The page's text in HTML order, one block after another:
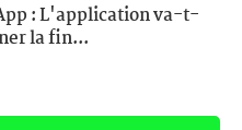
: L'application va-t-
la fin...